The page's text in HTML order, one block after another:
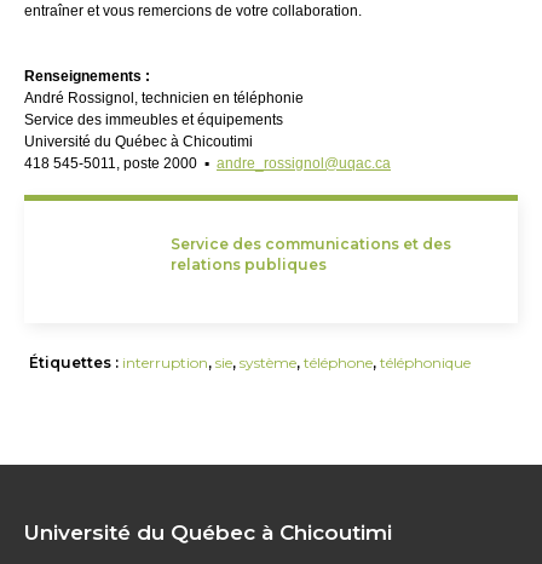
entraîner et vous remercions de votre collaboration.
Renseignements :
André Rossignol, technicien en téléphonie
Service des immeubles et équipements
Université du Québec à Chicoutimi
418 545-5011, poste 2000 ▪ andre_rossignol@uqac.ca
Service des communications et des
relations publiques
Étiquettes : interruption,sie,système,téléphone,téléphonique
Université du Québec à Chicoutimi